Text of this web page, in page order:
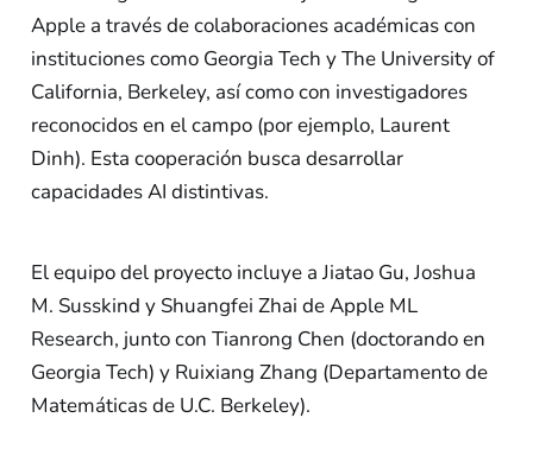
Apple a través de colaboraciones académicas con
instituciones como Georgia Tech y The University of
California, Berkeley, así como con investigadores
reconocidos en el campo (por ejemplo, Laurent
Dinh). Esta cooperación busca desarrollar
capacidades AI distintivas.
El equipo del proyecto incluye a Jiatao Gu, Joshua
M. Susskind y Shuangfei Zhai de Apple ML
Research, junto con Tianrong Chen (doctorando en
Georgia Tech) y Ruixiang Zhang (Departamento de
Matemáticas de U.C. Berkeley).